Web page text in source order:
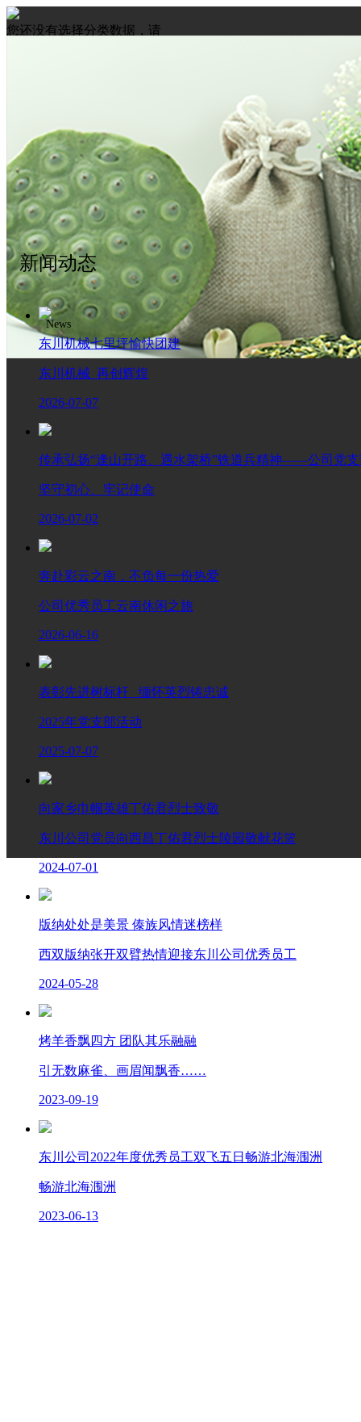
您还没有选择分类数据，请
新闻动态
News
东川机械七里坪愉快团建
东川机械 再创辉煌
2026-07-07
传承弘扬“逢山开路、遇水架桥”铁道兵精神——公司党支
坚守初心、牢记使命
2026-07-02
奔赴彩云之南，不负每一份热爱
公司优秀员工云南休闲之旅
2026-06-16
表彰先进树标杆 缅怀英烈铸忠诚
2025年党支部活动
2025-07-07
向家乡巾帼英雄丁佑君烈士致敬
东川公司党员向西昌丁佑君烈士陵园敬献花篮
2024-07-01
版纳处处是美景 傣族风情迷榜样
西双版纳张开双臂热情迎接东川公司优秀员工
2024-05-28
烤羊香飘四方 团队其乐融融
引无数麻雀、画眉闻飘香……
2023-09-19
东川公司2022年度优秀员工双飞五日畅游北海涠洲
畅游北海涠洲
2023-06-13